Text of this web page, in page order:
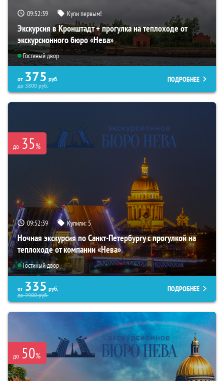
09:52:38 Купи первым!
Экскурсия в Кронштадт + прогулка на теплоходе от
экскурсионного бюро «Нева»
Гостиный двор
от 375 руб.
до3800руб.
ПОДРОБНЕЕ
до 35%
09:52:38 Купили:5
Ночная экскурсия по Санкт-Петербургу с прогулкой на
теплоходе от компании «Нева»
Гостиный двор
от 335 руб.
до2900руб.
ПОДРОБНЕЕ
до 50%